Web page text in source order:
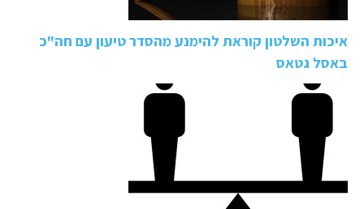
איכות השלטון קוראת להימנע מהסדר טיעון עם חה"כ
באסל גטאס